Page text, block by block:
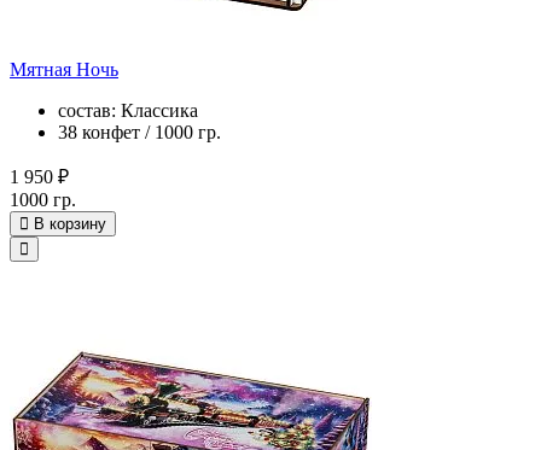
Мятная Ночь
состав: Классика
38 конфет / 1000 гр.
1 950 ₽
1000 гр.
В корзину